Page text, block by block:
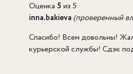
Оценка 5 из 5
inna.bakieva (проверенный
Спасибо! Всем довольны!
курьерской службы! Сдэк